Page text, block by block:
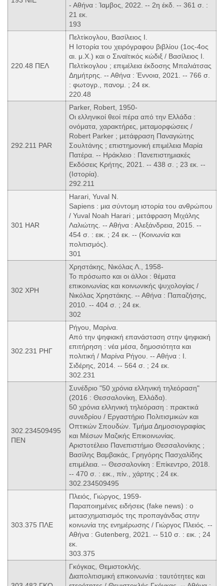
- Αθήνα : Ίαμβος, 2022. -- 2η έκδ. -- 361 σ. :
21 εκ.
193
220.48 ΠΕΛ
Πελτίκογλου, Βασίλειος Ι.
Η Ιστορία του χειρόγραφου βιβλίου (1ος-4ος
αι. μ.Χ.) και ο Σιναϊτικός κώδιξ / Βασίλειος Ι.
Πελτίκογλου ; επιμέλεια έκδοσης Μπαλιάτσας
Δημήτρης. -- Αθήνα : Έννοια, 2021. -- 766 σ.
: φωτογρ., πανομ. ; 24 εκ.
220.48
292.211 PAR
Parker, Robert, 1950-
Οι ελληνικοί θεοί πέρα από την Ελλάδα :
ονόματα, χαρακτήρες, μεταμορφώσεις /
Robert Parker ; μετάφραση Παναγιώτης
Σουλτάνης ; επιστημονική επιμέλεια Μαρία
Πατέρα. -- Ηράκλειο : Πανεπιστημιακές
Εκδόσεις Κρήτης, 2021. -- 438 σ. ; 23 εκ. --
(Ιστορία).
292.211
301 HAR
Harari, Yuval N.
Sapiens : μια σύντομη ιστορία του ανθρώπου
/ Yuval Noah Harari ; μετάφραση Μιχάλης
Λαλιώτης. -- Αθήνα : Αλεξάνδρεια, 2015. --
454 σ. : εικ. ; 24 εκ. -- (Κοινωνία και
πολιτισμός).
301
302 ΧΡΗ
Χρηστάκης, Νικόλας Λ., 1958-
Το πρόσωπο και οι άλλοι : θέματα
επικοινωνίας και κοινωνικής ψυχολογίας /
Νικόλας Χρηστάκης. -- Αθήνα : Παπαζήσης,
2010. -- 404 σ. ; 24 εκ.
302
302.231 ΡΗΓ
Ρήγου, Μαρίνα.
Από την ψηφιακή επανάσταση στην ψηφιακή
επιτήρηση : νέα μέσα, δημοσιότητα και
πολιτική / Μαρίνα Ρήγου. -- Αθήνα : Ι.
Σιδέρης, 2014. -- 564 σ. ; 24 εκ.
302.231
302.234509495
ΠΕΝ
Συνέδριο "50 χρόνια ελληνική τηλεόραση"
(2016 : Θεσσαλονίκη, Ελλάδα).
50 χρόνια ελληνική τηλεόραση : πρακτικά
συνεδρίου / Εργαστήριο Πολιτισμικών και
Οπτικών Σπουδών. Τμήμα Δημοσιογραφίας
και Μέσων Μαζικής Επικοινωνίας.
Αριστοτέλειο Πανεπιστήμιο Θεσσαλονίκης ;
Βασίλης Βαμβακάς, Γρηγόρης Πασχαλίδης
επιμέλεια. -- Θεσσαλονίκη : Επίκεντρο, 2018.
-- 470 σ. : εικ., πίν., χάρτης ; 24 εκ.
302.234509495
303.375 ΠΛΕ
Πλειός, Γιώργος, 1959-
Παραποιημένες ειδήσεις (fake news) : ο
μετασχηματισμός της προπαγάνδας στην
κοινωνία της ενημέρωσης / Γιώργος Πλειός. --
Αθήνα : Gutenberg, 2021. -- 510 σ. : εικ. ; 24
εκ.
303.375
Γκόγκας, Θεμιστοκλής.
Διαπολιτισμική επικοινωνία : ταυτότητες και